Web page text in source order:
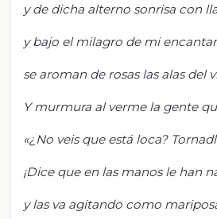
y de dicha alterno sonrisa con
y bajo el milagro de mi
se aroman de rosas las alas del
Y murmura al verme la gente
«¿No veis que está loca?
¡Dice que en las manos le han
y las va agitando como